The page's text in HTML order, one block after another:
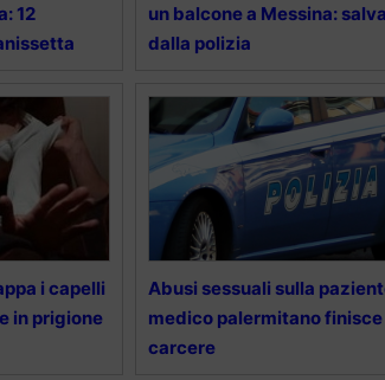
12
un balcone a Messina:
dalla polizia
i capelli
in prigione
Abusi sessuali sulla
medico palermitano finisce
carcere